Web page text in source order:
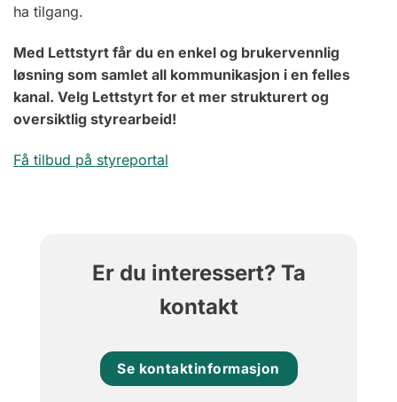
ha tilgang.
Med Lettstyrt får du en enkel og brukervennlig
løsning som samlet all kommunikasjon i en felles
kanal. Velg Lettstyrt for et mer strukturert og
oversiktlig styrearbeid!
Få tilbud på styreportal
Er du interessert? Ta
kontakt
Se kontaktinformasjon